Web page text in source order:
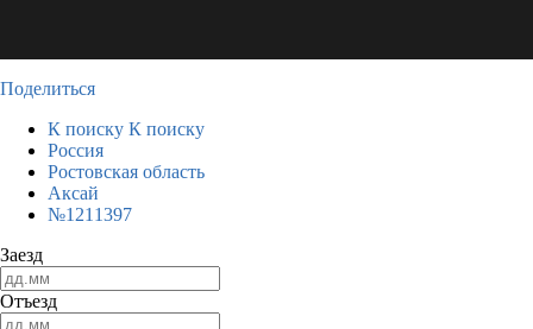
Поделиться
К поиску К поиску
Россия
Ростовская область
Аксай
№1211397
Заезд
Отъезд